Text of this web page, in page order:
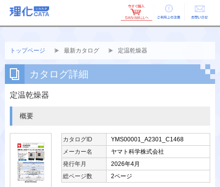
ご利用上の お問い合せ
トップページ 最新カタログ 定温乾燥器
カタログ詳細
定温乾燥器
概要
カタログID
YMS00001_A2301_C1468
メーカー名
ヤマト科学株式会社
発行年月
2026年4月
総ページ数
2ページ